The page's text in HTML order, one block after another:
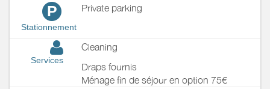
P
Stationnement
Private parking
Services
Cleaning
Draps fournis
Ménage fin de séjour en option 75€